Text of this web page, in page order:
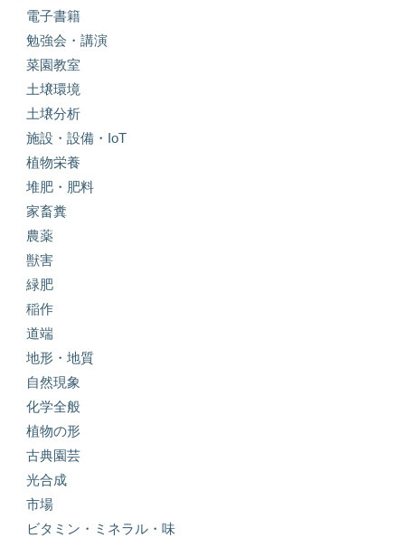
電子書籍
勉強会・講演
菜園教室
土壌環境
土壌分析
施設・設備・IoT
植物栄養
堆肥・肥料
家畜糞
農薬
獣害
緑肥
稲作
道端
地形・地質
自然現象
化学全般
植物の形
古典園芸
光合成
市場
ビタミン・ミネラル・味